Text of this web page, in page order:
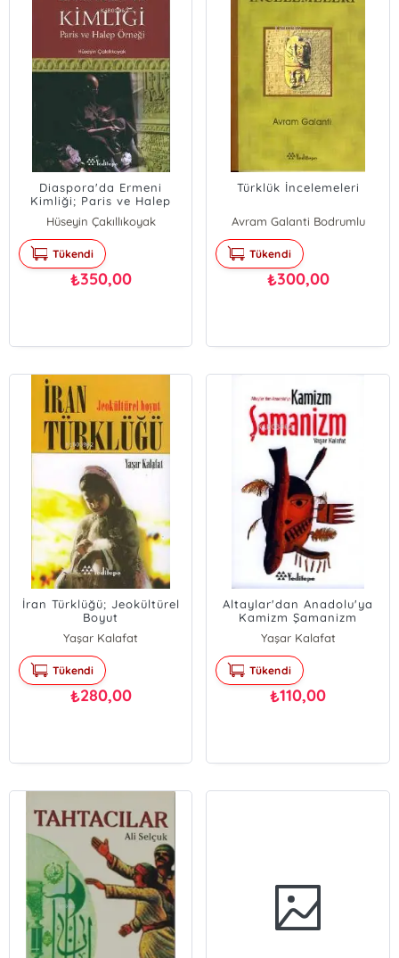
Diaspora'da Ermeni
Kimliği; Paris ve Halep
Örneği
Hüseyin Çakıllıkoyak
Tükendi
₺350,00
Türklük İncelemeleri
Avram Galanti Bodrumlu
Tükendi
₺300,00
İran Türklüğü; Jeokültürel
Boyut
Yaşar Kalafat
Tükendi
₺280,00
Altaylar'dan Anadolu'ya
Kamizm Şamanizm
Yaşar Kalafat
Tükendi
₺110,00